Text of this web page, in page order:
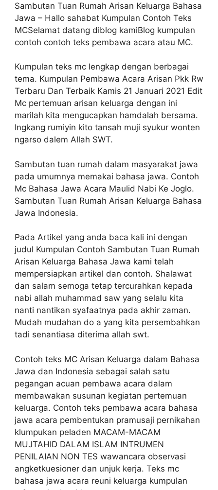
Sambutan Tuan Rumah Arisan Keluarga Bahasa
Jawa – Hallo sahabat Kumpulan Contoh Teks
MCSelamat datang diblog kamiBlog kumpulan
contoh contoh teks pembawa acara atau MC.
Kumpulan teks mc lengkap dengan berbagai
tema. Kumpulan Pembawa Acara Arisan Pkk Rw
Terbaru Dan Terbaik Kamis 21 Januari 2021 Edit
Mc pertemuan arisan keluarga dengan ini
marilah kita mengucapkan hamdalah bersama.
Ingkang rumiyin kito tansah muji syukur wonten
ngarso dalem Allah SWT.
Sambutan tuan rumah dalam masyarakat jawa
pada umumnya memakai bahasa jawa. Contoh
Mc Bahasa Jawa Acara Maulid Nabi Ke Joglo.
Sambutan Tuan Rumah Arisan Keluarga Bahasa
Jawa Indonesia.
Pada Artikel yang anda baca kali ini dengan
judul Kumpulan Contoh Sambutan Tuan Rumah
Arisan Keluarga Bahasa Jawa kami telah
mempersiapkan artikel dan contoh. Shalawat
dan salam semoga tetap tercurahkan kepada
nabi allah muhammad saw yang selalu kita
nanti nantikan syafaatnya pada akhir zaman.
Mudah mudahan do a yang kita persembahkan
tadi senantiasa diterima allah swt.
Contoh teks MC Arisan Keluarga dalam Bahasa
Jawa dan Indonesia sebagai salah satu
pegangan acuan pembawa acara dalam
membawakan susunan kegiatan pertemuan
keluarga. Contoh teks pembawa acara bahasa
jawa acara pembentukan pramusaji pernikahan
klumpukan peladen MACAM-MACAM
MUJTAHID DALAM ISLAM INTRUMEN
PENILAIAN NON TES wawancara observasi
angketkuesioner dan unjuk kerja. Teks mc
bahasa jawa acara reuni keluarga kumpulan